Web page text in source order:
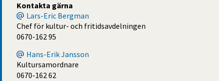
Kontakta gärna
Lars-Eric Bergman
Chef för kultur- och fritidsavdelningen
0670-162 95
Hans-Erik Jansson
Kultursamordnare
0670-162 62